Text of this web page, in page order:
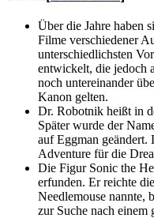
Über die Jahre haben
Filme verschiedener
unterschiedlichsten
entwickelt, die jedoch
noch untereinander
Kanon gelten.
Dr. Robotnik heißt in
Später wurde der
auf Eggman geändert.
Adventure für die
Die Figur Sonic the
erfunden. Er reichte
Needlemouse nannte,
zur Suche nach einem